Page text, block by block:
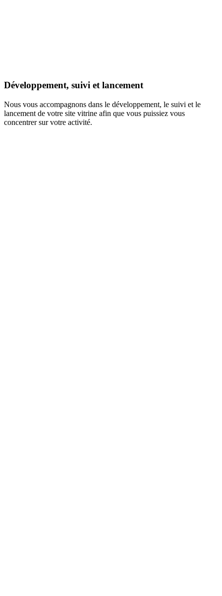
Développement, suivi et lancement
Nous vous accompagnons dans le développement, le suivi et le
lancement de votre site vitrine afin que vous puissiez vous
concentrer sur votre activité.